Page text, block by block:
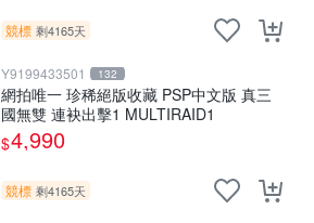
競標 剩4165天
Y9199433501 132
網拍唯一 珍稀絕版收藏 PSP中文版 真三
國無雙 連袂出擊1 MULTIRAID1
$4,990
競標 剩4165天